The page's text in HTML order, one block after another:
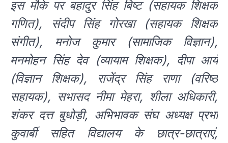
इस मौके पर बहादुर सिंह बिष्ट (सहायक शिक्षक
गणित), संदीप सिंह गोरखा (सहायक शिक्षक
संगीत), मनोज कुमार (सामाजिक विज्ञान),
मनमोहन सिंह देव (व्यायाम शिक्षक), दीपा आर्य
(विज्ञान शिक्षक), राजेंद्र सिंह राणा (वरिष्ठ
सहायक), सभासद नीमा मेहरा, शीला अधिकारी,
शंकर दत्त बुधोड़ी, अभिभावक संघ अध्यक्ष प्रभा
कुवार्बी सहित विद्यालय के छात्र-छात्राएं,